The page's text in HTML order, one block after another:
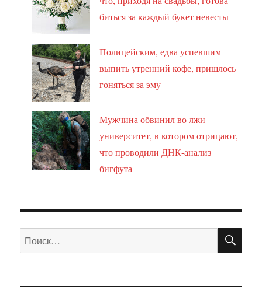
биться за каждый букет невесты
Полицейским, едва успевшим
выпить утренний кофе, пришлось
гоняться за эму
Мужчина обвинил во лжи
университет, в котором отрицают,
что проводили ДНК-анализ
бигфута
Искать: